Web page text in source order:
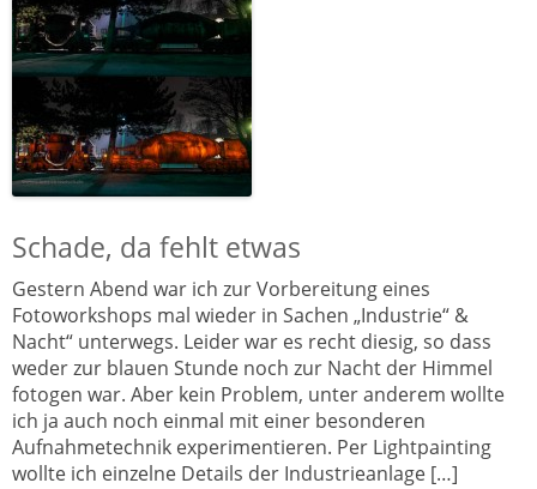
Schade, da fehlt etwas
Gestern Abend war ich zur Vorbereitung eines
Fotoworkshops mal wieder in Sachen „Industrie“ &
Nacht“ unterwegs. Leider war es recht diesig, so dass
weder zur blauen Stunde noch zur Nacht der Himmel
fotogen war. Aber kein Problem, unter anderem wollte
ich ja auch noch einmal mit einer besonderen
Aufnahmetechnik experimentieren. Per Lightpainting
wollte ich einzelne Details der Industrieanlage […]